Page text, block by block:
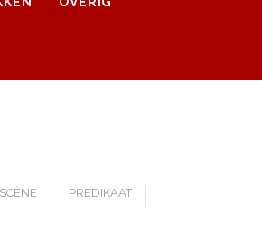
PREDIKAAT